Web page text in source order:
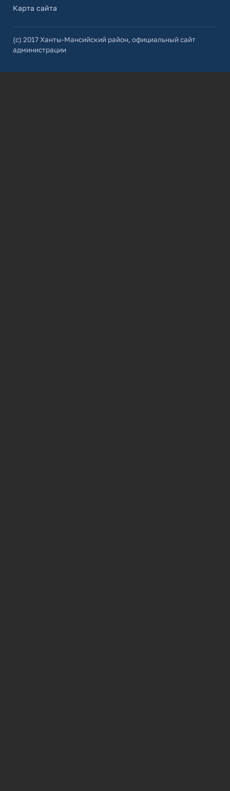
Карта сайта
(с) 2017 Ханты-Мансийский район, официальный сайт
администрации